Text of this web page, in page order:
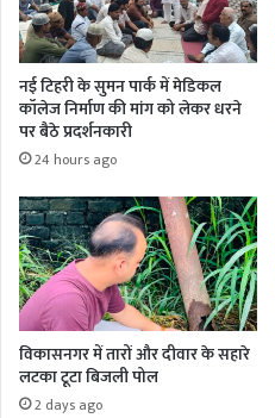
नई टिहरी के सुमन पार्क में मेडिकल
कॉलेज निर्माण की मांग को लेकर धरने
पर बैठे प्रदर्शनकारी
24 hours ago
विकासनगर में तारों और दीवार के सहारे
लटका टूटा बिजली पोल
2 days ago